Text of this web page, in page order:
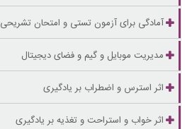
آمادگی برای آزمون تستی و امتحان تشریحی
مدیریت موبایل و گیم و فضای دیجیتال
اثر استرس و اضطراب بر یادگیری
اثر خواب و استراحت و تغذیه بر یادگیری